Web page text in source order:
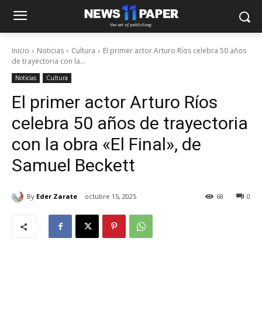
Inicio Noticias Cultura
El primer actor Arturo Ríos celebra 50 años
de trayectoria con la...
Noticias Cultura
El primer actor Arturo Ríos
celebra 50 años de trayectoria
con la obra «El Final», de
Samuel Beckett
By Eder Zarate octubre 15, 2025 0
68